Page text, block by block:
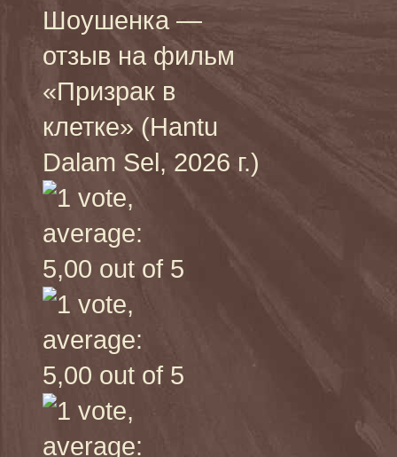
Шоушенка —
отзыв на фильм
«Призрак в
клетке» (Hantu
Dalam Sel, 2026 г.)